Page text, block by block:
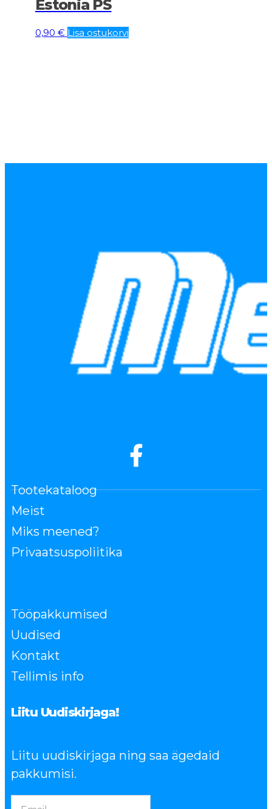
Estonia PS
0,90 € Lisa ostukorvi
Tootekataloog
Meist
Miks meened?
Privaatsuspoliitika
Tööpakkumised
Uudised
Kontakt
Tellimis info
Liitu Uudiskirjaga!
Liitu uudiskirjaga ning saa ägedaid
pakkumisi.